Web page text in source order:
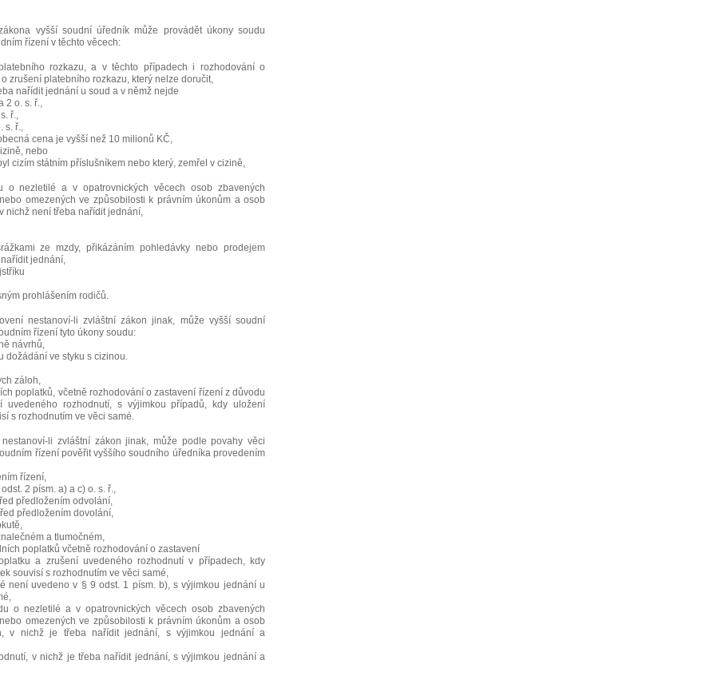
vyšší soudní úředník může provádět úkony soudu
řízení v těchto věcech:
rozkazu, a v těchto případech i rozhodování o
zrušení platebního rozkazu, který nelze doručit,
nařídit jednání u soud a v němž nejde
2 o. s. ř.,
ř.,
s. ř.,
cena je vyšší než 10 milionů KČ,
nebo
cizím státním příslušníkem nebo který, zemřel v cizině,
nezletilé a v opatrovnických věcech osob zbavených
omezených ve způsobilosti k právním úkonům a osob
nichž není třeba nařídit jednání,
ze mzdy, přikázáním pohledávky nebo prodejem
jednání,
prohlášením rodičů.
nestanoví-li zvláštní zákon jinak, může vyšší soudní
řízení tyto úkony soudu:
návrhů,
dožádání ve styku s cizinou.
záloh,
poplatků, včetně rozhodování o zastavení řízení z důvodu
uvedeného rozhodnutí, s výjimkou případů, kdy uložení
s rozhodnutím ve věci samé.
li zvláštní zákon jinak, může podle povahy věci
řízení pověřit vyššího soudního úředníka provedením
řízení,
2 písm. a) a c) o. s. ř.,
předložením odvolání,
předložením dovolání,
a tlumočném,
poplatků včetně rozhodování o zastavení
a zrušení uvedeného rozhodnutí v případech, kdy
souvisí s rozhodnutím ve věci samé,
není uvedeno v § 9 odst. 1 písm. b), s výjimkou jednání u
o nezletilé a v opatrovnických věcech osob zbavených
omezených ve způsobilosti k právním úkonům a osob
v nichž je třeba nařídit jednání, s výjimkou jednání a
v nichž je třeba nařídit jednání, s výjimkou jednání a